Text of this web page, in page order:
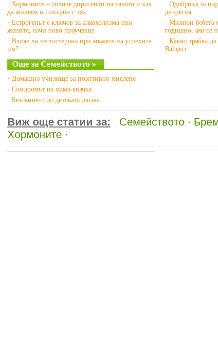
· Хормоните – тихите диригенти на тялото и как
да живеем в синхрон с тях
· Естрогенът е ключов за алкохолизма при
жените, сочи ново проучване
· Влияе ли тестостерона при мъжете на успехите
им?
· Одобриха за
депресия
· Милион бебета
годишно, ако се
· Какво трябва
Bahçeci
Още за Семейството »
· Домашно училище за позитивно мислене
· Синдромът на мама-квачка
· Безсънието до детската люлка
Виж още статии за: Семейството ·
Хормоните ·